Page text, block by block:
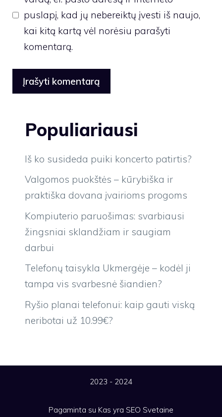
puslapį, kad jų nebereiktų įvesti iš naujo,
kai kitą kartą vėl norėsiu parašyti
komentarą.
Populiariausi
Iš ko susideda puiki koncerto patirtis?
Valgomos puokštės – kūrybiška ir
praktiška dovana įvairioms progoms
Kompiuterio paruošimas: svarbiausi
žingsniai sklandžiam ir saugiam
darbui
Telefonų taisykla Ukmergėje – kodėl ji
tampa vis svarbesnė šiandien?
Ryšio planai telefonui: kaip gauti viską
neribotai už 10.99€?
2023 - 2024
Pagaminta su Kas yra SEO Svetaine